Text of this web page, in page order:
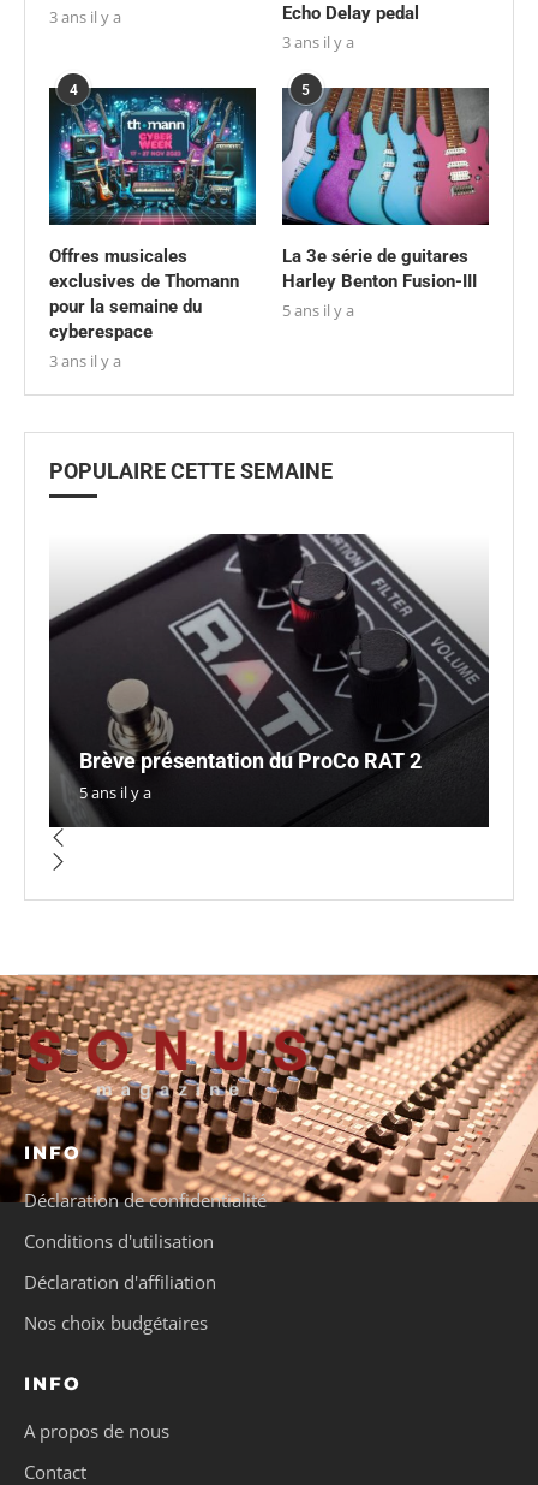
3 ans il y a
Echo Delay pedal
3 ans il y a
4
Offres musicales
exclusives de Thomann
pour la semaine du
cyberespace
3 ans il y a
5
La 3e série de guitares
Harley Benton Fusion-III
5 ans il y a
POPULAIRE CETTE SEMAINE
Brève présentation du ProCo RAT 2
5 ans il y a
INFO
Déclaration de confidentialité
Conditions d'utilisation
Déclaration d'affiliation
Nos choix budgétaires
INFO
A propos de nous
Contact